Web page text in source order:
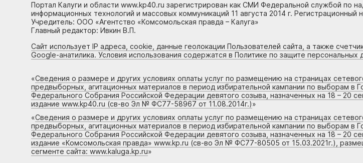
Портал Калуги и области www.kp40.ru зарегистрирован как СМИ Федеральной службой по
информационных технологий и массовых коммуникаций 11 августа 2014 г.
Учредитель: ООО «Агентство «Комсомольская правда – Калуга»
Главный редактор: Ивкин В.П.
Сайт использует IP адреса, cookie, данные геолокации Пользователей сайта, а также
Google-анатилика. Условия использования содержатся в Политике по защите персональных
«Сведения о размере и других условиях оплаты услуг по размещению на страницах
предвыборных, агитационных материалов в период избирательной кампании по выборам в
Федерального Собрания Российской Федерации девятого созыва, назначенных на 18 – 20
издание www.kp40.ru (св-во Эл № ФС77-58967 от 11.08.2014г.)»
«Сведения о размере и других условиях оплаты услуг по размещению на страницах
предвыборных, агитационных материалов в период избирательной кампании по выборам в
Федерального Собрания Российской Федерации девятого созыва, назначенных на 18 – 20
издание «Комсомольская правда» www.kp.ru (св-во Эл № ФС77-80505 от 15.03.2021г.),
сегменте сайта: www.kaluga.kp.ru»